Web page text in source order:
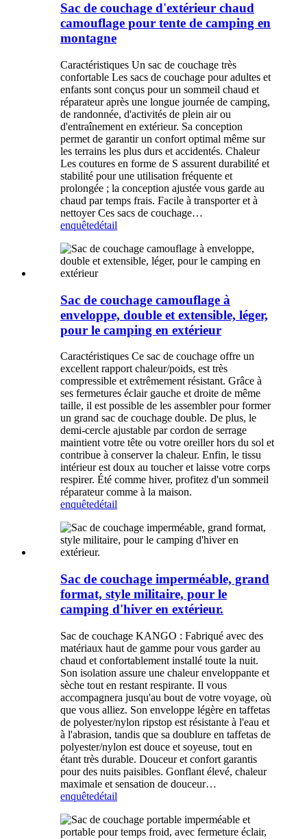
Sac de couchage d'extérieur chaud
camouflage pour tente de camping en
montagne
Caractéristiques Un sac de couchage très
confortable Les sacs de couchage pour adultes et
enfants sont conçus pour un sommeil chaud et
réparateur après une longue journée de camping,
de randonnée, d'activités de plein air ou
d'entraînement en extérieur. Sa conception
permet de garantir un confort optimal même sur
les terrains les plus durs et accidentés. Chaleur
Les coutures en forme de S assurent durabilité et
stabilité pour une utilisation fréquente et
prolongée ; la conception ajustée vous garde au
chaud par temps frais. Facile à transporter et à
nettoyer Ces sacs de couchage…
enquêtedétail
Sac de couchage camouflage à
enveloppe, double et extensible, léger,
pour le camping en extérieur
Caractéristiques Ce sac de couchage offre un
excellent rapport chaleur/poids, est très
compressible et extrêmement résistant. Grâce à
ses fermetures éclair gauche et droite de même
taille, il est possible de les assembler pour former
un grand sac de couchage double. De plus, le
demi-cercle ajustable par cordon de serrage
maintient votre tête ou votre oreiller hors du sol et
contribue à conserver la chaleur. Enfin, le tissu
intérieur est doux au toucher et laisse votre corps
respirer. Été comme hiver, profitez d'un sommeil
réparateur comme à la maison.
enquêtedétail
Sac de couchage imperméable, grand
format, style militaire, pour le
camping d'hiver en extérieur.
Sac de couchage KANGO : Fabriqué avec des
matériaux haut de gamme pour vous garder au
chaud et confortablement installé toute la nuit.
Son isolation assure une chaleur enveloppante et
sèche tout en restant respirante. Il vous
accompagnera jusqu'au bout de votre voyage, où
que vous alliez. Son enveloppe légère en taffetas
de polyester/nylon ripstop est résistante à l'eau et
à l'abrasion, tandis que sa doublure en taffetas de
polyester/nylon est douce et soyeuse, tout en
étant très durable. Douceur et confort garantis
pour des nuits paisibles. Gonflant élevé, chaleur
maximale et sensation de douceur…
enquêtedétail